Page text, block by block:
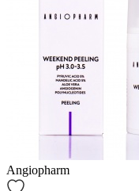
Angiopharm